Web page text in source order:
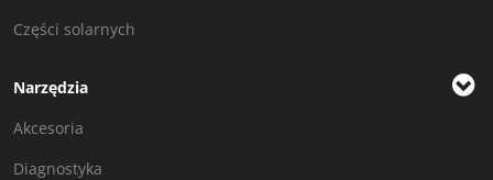
Części solarnych
Narzędzia
Akcesoria
Diagnostyka